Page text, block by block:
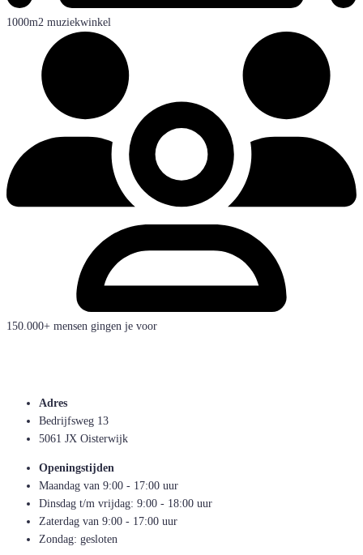
1000m2 muziekwinkel
150.000+ mensen gingen je voor
Adres
Bedrijfsweg 13
5061 JX Oisterwijk
Openingstijden
Maandag van 9:00 - 17:00 uur
Dinsdag t/m vrijdag: 9:00 - 18:00 uur
Zaterdag van 9:00 - 17:00 uur
Zondag: gesloten